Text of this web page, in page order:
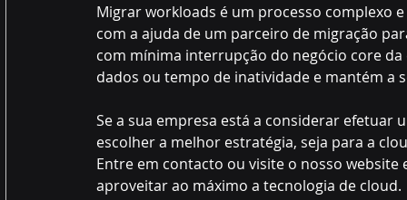
Migrar workloads é um processo
com a ajuda de um parceiro de migração
com mínima interrupção do negócio core
dados ou tempo de inatividade e mantém a
Se a sua empresa está a considerar efetuar
escolher a melhor estratégia, seja para a
Entre em contacto ou visite o nosso
aproveitar ao máximo a tecnologia de